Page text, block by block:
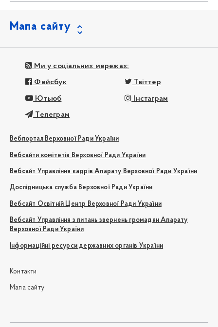
Мапа сайту
Ми у соціальних мережах:
Фейсбук Твіттер
Ютьюб Інстаграм
Телеграм
Вебпортал Верховної Ради України
Вебсайти комітетів Верховної Ради України
Вебсайт Управління кадрів Апарату Верховної Ради України
Дослідницька служба Верховної Ради України
Вебсайт Освітній Центр Верховної Ради України
Вебсайт Управління з питань звернень громадян Апарату
Верховної Ради України
Інформаційні ресурси державних органів України
Контакти
Мапа сайту